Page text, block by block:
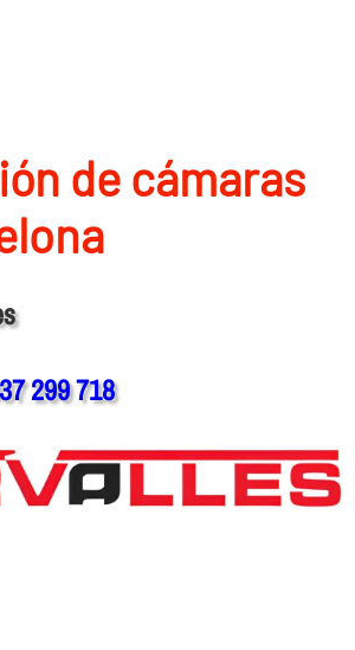
de cámaras
299 718